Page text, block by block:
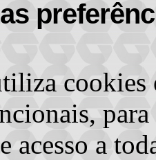
cookies
acesso a